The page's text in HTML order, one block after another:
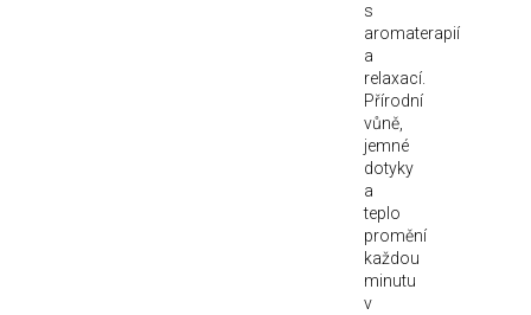
s
aromaterapií
a
relaxací.
Přírodní
vůně,
jemné
dotyky
a
teplo
promění
každou
minutu
v